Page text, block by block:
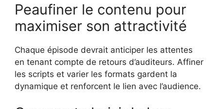
Peaufiner le contenu pour
maximiser son attractivité
Chaque épisode devrait anticiper les attentes
en tenant compte de retours d’auditeurs. Affiner
les scripts et varier les formats gardent la
dynamique et renforcent le lien avec l’audience.